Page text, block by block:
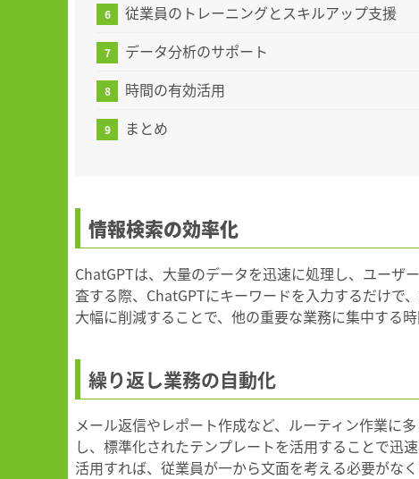
従業員のトレーニングとスキルアップ支援
データ分析のサポート
時間の有効活用
まとめ
情報検索の効率化
ChatGPTは、大量のデータを迅速に処理し、ユーザ
査する際、ChatGPTにキーワードを入力するだけで
大幅に削減することで、他の重要な業務に集中する時
繰り返し業務の自動化
メール返信やレポート作成など、ルーティン作業に
し、標準化されたテンプレートを活用することで迅
活用すれば、従業員が一から文面を考える必要がな